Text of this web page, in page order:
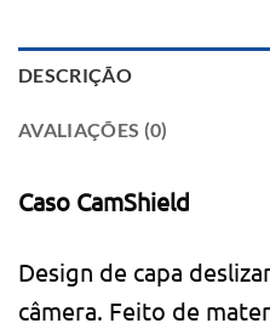
DESCRIÇÃO
AVALIAÇÕES (0)
Caso CamShield
Design de capa
câmera. Feito de